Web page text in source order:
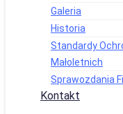
Galeria
Historia
Standardy
Małoletnich
Sprawozdania
Kontakt